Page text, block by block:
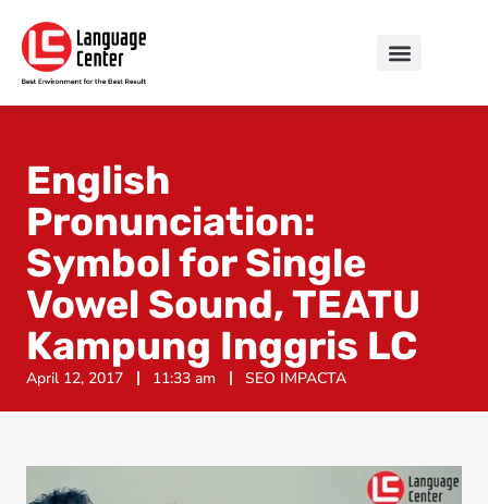
English
Pronunciation:
Symbol for Single
Vowel Sound, TEATU
Kampung Inggris LC
April 12, 2017 11:33 am SEO IMPACTA